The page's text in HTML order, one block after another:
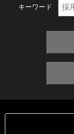
キーワード